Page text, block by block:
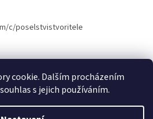
cookie. Dalším procházením
s jejich používáním.
c/poselstvistvoritele